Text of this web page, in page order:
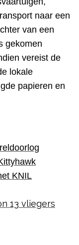
naar een
van een
gekomen
vereist de
lokale
papieren en
KNIL
13 vliegers